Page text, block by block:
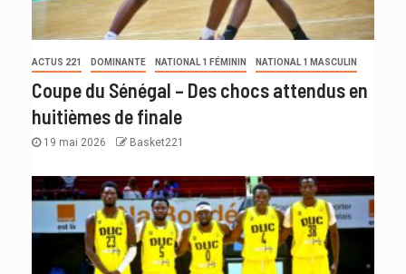
ACTUS 221 DOMINANTE NATIONAL 1 FÉMININ NATIONAL 1 MASCULIN
Coupe du Sénégal – Des chocs attendus en
huitièmes de finale
19 mai 2026 Basket221